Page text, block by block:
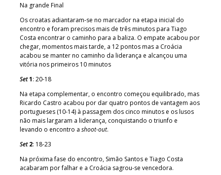
Na grande Final
Os croatas adiantaram-se no marcador na etapa inicial do
encontro e foram precisos mais de três minutos para Tiago
Costa encontrar o caminho para a baliza. O empate acabou por
chegar, momentos mais tarde, a 12 pontos mas a Croácia
acabou se manter no caminho da liderança e alcançou uma
vitória nos primeiros 10 minutos
Set1: 20-18
Na etapa complementar, o encontro começou equilibrado, mas
Ricardo Castro acabou por dar quatro pontos de vantagem aos
portugueses (10-14) à passagem dos cinco minutos e os lusos
não mais largaram a liderança, conquistando o triunfo e
levando o encontro a shoot-out.
Set2: 18-23
Na próxima fase do encontro, Simão Santos e Tiago Costa
acabaram por falhar e a Croácia sagrou-se vencedora.